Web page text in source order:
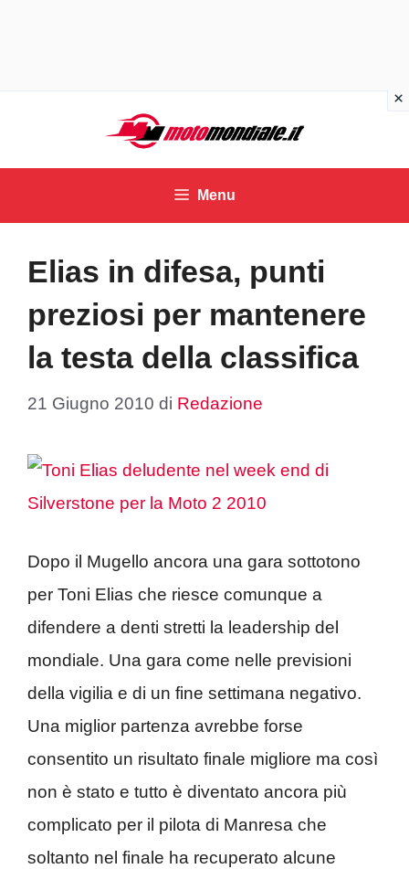
contenuto
Menu
Elias in difesa, punti
preziosi per mantenere
la testa della classifica
21 Giugno 2010 di Redazione
Dopo il Mugello ancora una gara sottotono
per Toni Elias che riesce comunque a
difendere a denti stretti la leadership del
mondiale. Una gara come nelle previsioni
della vigilia e di un fine settimana negativo.
Una miglior partenza avrebbe forse
consentito un risultato finale migliore ma così
non è stato e tutto è diventato ancora più
complicato per il pilota di Manresa che
soltanto nel finale ha recuperato alcune